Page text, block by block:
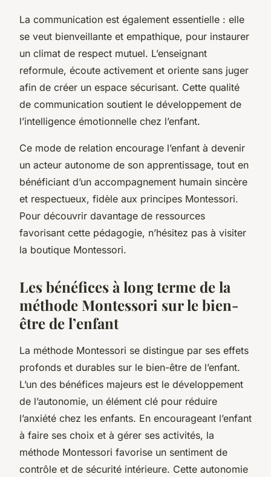
La communication est également essentielle : elle
se veut bienveillante et empathique, pour instaurer
un climat de respect mutuel. L’enseignant
reformule, écoute activement et oriente sans juger
afin de créer un espace sécurisant. Cette qualité
de communication soutient le développement de
l’intelligence émotionnelle chez l’enfant.
Ce mode de relation encourage l’enfant à devenir
un acteur autonome de son apprentissage, tout en
bénéficiant d’un accompagnement humain sincère
et respectueux, fidèle aux principes Montessori.
Pour découvrir davantage de ressources
favorisant cette pédagogie, n’hésitez pas à visiter
la boutique Montessori.
Les bénéfices à long terme de la
méthode Montessori sur le bien-
être de l’enfant
La méthode Montessori se distingue par ses effets
profonds et durables sur le bien-être de l’enfant.
L’un des bénéfices majeurs est le développement
de l’autonomie, un élément clé pour réduire
l’anxiété chez les enfants. En encourageant l’enfant
à faire ses choix et à gérer ses activités, la
méthode Montessori favorise un sentiment de
contrôle et de sécurité intérieure. Cette autonomie